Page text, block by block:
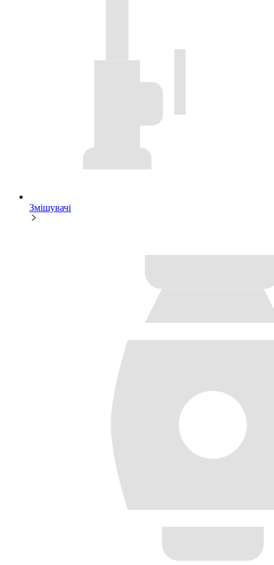
Змішувачі